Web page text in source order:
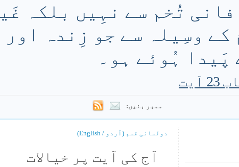
تُخم سے نہِیں بلکہ
کے وسِیلہ سے جو زِندہ
پَیدا ہُوئے ہو۔
ممبر بنیں:
دولسانی قسم (اُردو / English)
آج کی آیت پر خیالات